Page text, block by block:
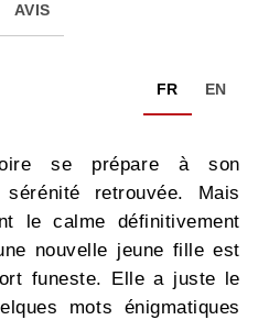
AVIS
FR EN
se prépare à son
retrouvée. Mais
le calme définitivement
nouvelle jeune fille est
funeste. Elle a juste le
mots énigmatiques